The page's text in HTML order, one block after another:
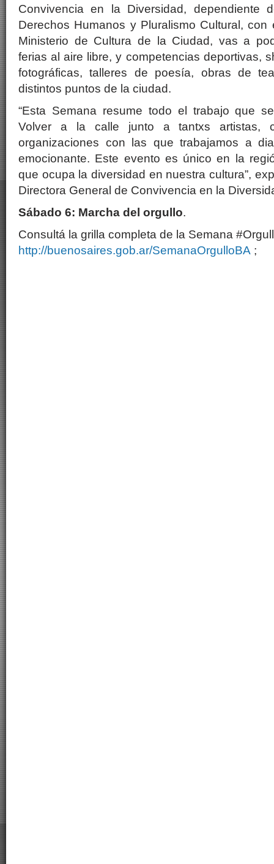
Convivencia en la Diversidad, dependiente
Derechos Humanos y Pluralismo Cultural, con
Ministerio de Cultura de la Ciudad, vas a
ferias al aire libre, y competencias deportivas,
fotográficas, talleres de poesía, obras de
distintos puntos de la ciudad.
“Esta Semana resume todo el trabajo que
Volver a la calle junto a tantxs artistas,
organizaciones con las que trabajamos a
emocionante. Este evento es único en la
que ocupa la diversidad en nuestra cultura”,
Directora General de Convivencia en la
Sábado 6: Marcha del orgullo.
Consultá la grilla completa de la Semana
http://buenosaires.gob.ar/SemanaOrgulloBA ;